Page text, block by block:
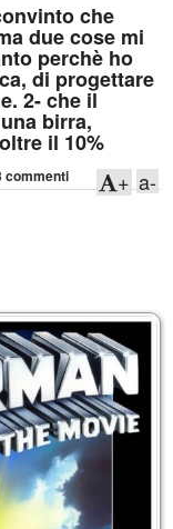
che
due cose mi
perchè ho
di progettare
2- che il
birra,
il 10%
commenti a-
+